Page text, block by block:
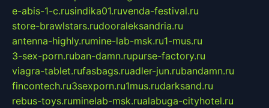
e-abis-1-c.rusindika01.ruvenda-festival.ru
store-brawlstars.rudooraleksandria.ru
antenna-highly.rumine-lab-msk.ru1-mus.ru
3-sex-porn.ruban-damn.rupurse-factory.ru
viagra-tablet.rufasbags.ruadler-jun.rubandamn.ru
fincontech.ru3sexporn.ru1mus.rudarksand.ru
rebus-toys.ruminelab-msk.rualabuga-cityhotel.ru